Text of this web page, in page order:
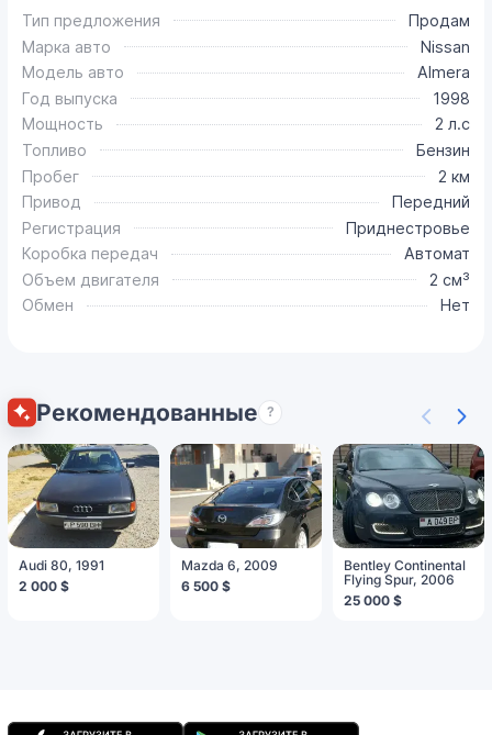
Тип предложения
Продам
Марка авто
Nissan
Модель авто
Almera
Год выпуска
1998
Мощность
2 л.с
Топливо
Бензин
Пробег
2 км
Привод
Передний
Регистрация
Приднестровье
Коробка передач
Автомат
Объем двигателя
2 см³
Обмен
Нет
Рекомендованные ?
Audi 80, 1991
2 000 $
Mazda 6, 2009
6 500 $
Bentley Continental
Flying Spur, 2006
25 000 $
Мобильное